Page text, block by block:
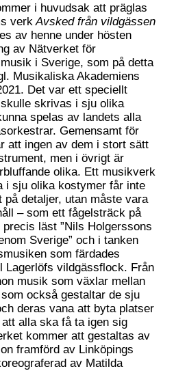
i huvudsak att präglas
verk Avsked från vildgässen
av henne under hösten
av Nätverket för
i Sverige, som på detta
Musikaliska Akademiens
Det var ett speciellt
skrivas i sju olika
spelas av landets alla
Gemensamt för
att ingen av dem i stort sätt
men i övrigt är
olika. Ett musikverk
i sju olika kostymer får inte
detaljer, utan måste vara
– som ett fågelsträck på
precis läst ”Nils Holgerssons
Sverige” och i tanken
som färdades
Lagerlöfs vildgässflock. Från
musik som växlar mellan
också gestaltar de sju
deras vana att byta platser
alla ska få ta igen sig
kommer att gestaltas av
framförd av Linköpings
av Matilda